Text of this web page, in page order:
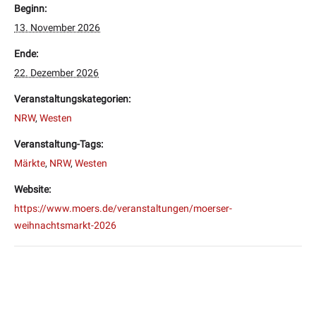
Beginn:
13. November 2026
Ende:
22. Dezember 2026
Veranstaltungskategorien:
NRW, Westen
Veranstaltung-Tags:
Märkte, NRW, Westen
Website:
https://www.moers.de/veranstaltungen/moerser-
weihnachtsmarkt-2026